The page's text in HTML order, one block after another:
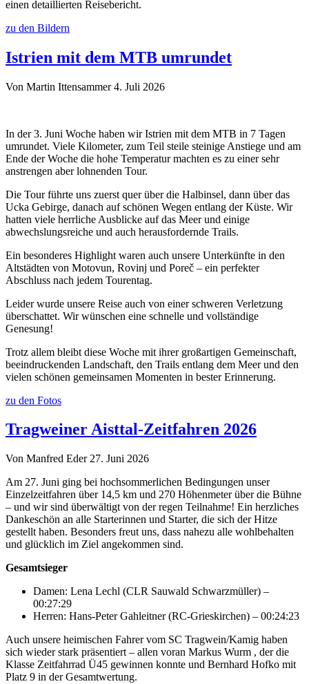
einen detaillierten Reisebericht.
zu den Bildern
Istrien mit dem MTB umrundet
Von Martin Ittensammer 4. Juli 2026
In der 3. Juni Woche haben wir Istrien mit dem MTB in 7 Tagen
umrundet. Viele Kilometer, zum Teil steile steinige Anstiege und am
Ende der Woche die hohe Temperatur machten es zu einer sehr
anstrengen aber lohnenden Tour.
Die Tour führte uns zuerst quer über die Halbinsel, dann über das
Ucka Gebirge, danach auf schönen Wegen entlang der Küste. Wir
hatten viele herrliche Ausblicke auf das Meer und einige
abwechslungsreiche und auch herausfordernde Trails.
Ein besonderes Highlight waren auch unsere Unterkünfte in den
Altstädten von Motovun, Rovinj und Poreč – ein perfekter
Abschluss nach jedem Tourentag.
Leider wurde unsere Reise auch von einer schweren Verletzung
überschattet. Wir wünschen eine schnelle und vollständige
Genesung!
Trotz allem bleibt diese Woche mit ihrer großartigen Gemeinschaft,
beeindruckenden Landschaft, den Trails entlang dem Meer und den
vielen schönen gemeinsamen Momenten in bester Erinnerung.
zu den Fotos
Tragweiner Aisttal-Zeitfahren 2026
Von Manfred Eder 27. Juni 2026
Am 27. Juni ging bei hochsommerlichen Bedingungen unser
Einzelzeitfahren über 14,5 km und 270 Höhenmeter über die Bühne
– und wir sind überwältigt von der regen Teilnahme! Ein herzliches
Dankeschön an alle Starterinnen und Starter, die sich der Hitze
gestellt haben. Besonders freut uns, dass nahezu alle wohlbehalten
und glücklich im Ziel angekommen sind.
Gesamtsieger
Damen: Lena Lechl (CLR Sauwald Schwarzmüller) –
00:27:29
Herren: Hans-Peter Gahleitner (RC-Grieskirchen) – 00:24:23
Auch unsere heimischen Fahrer vom SC Tragwein/Kamig haben
sich wieder stark präsentiert – allen voran Markus Wurm , der die
Klasse Zeitfahrrad Ü45 gewinnen konnte und Bernhard Hofko mit
Platz 9 in der Gesamtwertung.